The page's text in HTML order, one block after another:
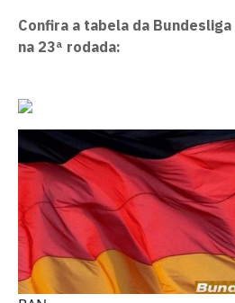
Confira a tabela da
na 23ª rodada: